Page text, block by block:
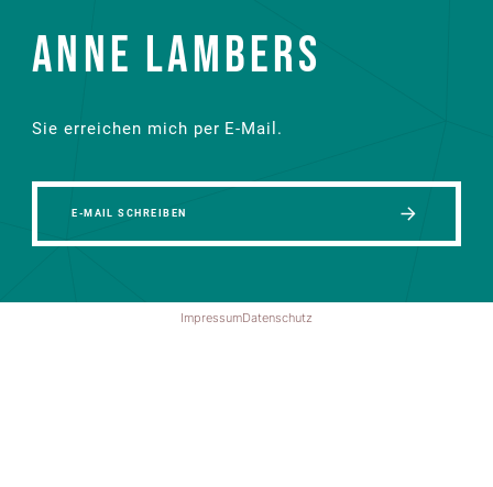
ANNE LAMBERS
Sie erreichen mich per E-Mail.
E-MAIL SCHREIBEN
ImpressumDatenschutz